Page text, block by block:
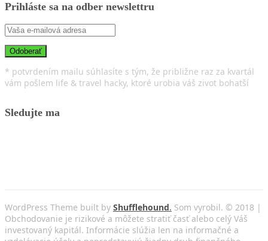
Prihláste sa na odber newslettru
* potvrdením mailu súhlasíte s tým, že približne raz za kvartál
vám pošlem life & travel hacky, ktoré urobia váš zivot bohatší
Sledujte ma
WordPress Theme built by Shufflehound. Som vyrobil. © 2018 |
Obchodovanie je rizikové a môžete stratiť časť alebo celý Váš
investovaný kapitál. Informácie slúžia len na informačné a